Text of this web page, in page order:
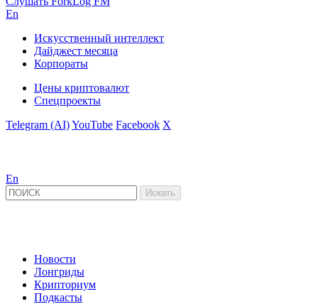
En
Искусственный интеллект
Дайджест месяца
Корпораты
Цены криптовалют
Спецпроекты
Telegram (AI)YouTube Facebook X
En
Новости
Лонгриды
Крипториум
Подкасты